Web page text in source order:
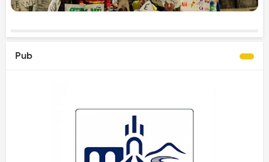
Pub